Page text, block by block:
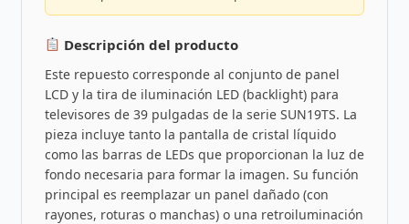
Descripción del producto
Este repuesto corresponde al conjunto de panel
LCD y la tira de iluminación LED (backlight) para
televisores de 39 pulgadas de la serie SUN19TS. La
pieza incluye tanto la pantalla de cristal líquido
como las barras de LEDs que proporcionan la luz de
fondo necesaria para formar la imagen. Su función
principal es reemplazar un panel dañado (con
rayones, roturas o manchas) o una retroiluminación